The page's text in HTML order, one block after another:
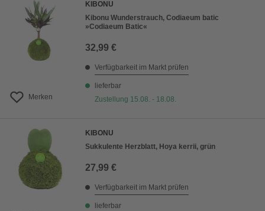
Merken
KIBONU
Kibonu Wunderstrauch, Codiaeum batic
»Codiaeum Batic«
32,99 €
Verfügbarkeit im Markt prüfen
lieferbar
Zustellung 15.08. - 18.08.
KIBONU
Sukkulente Herzblatt, Hoya kerrii, grün
27,99 €
Verfügbarkeit im Markt prüfen
lieferbar